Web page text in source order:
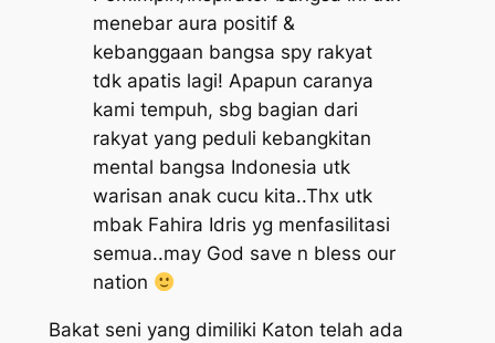
menebar aura positif &
kebanggaan bangsa spy rakyat
tdk apatis lagi! Apapun caranya
kami tempuh, sbg bagian dari
rakyat yang peduli kebangkitan
mental bangsa Indonesia utk
warisan anak cucu kita..Thx utk
mbak Fahira Idris yg menfasilitasi
semua..may God save n bless our
nation
Bakat seni yang dimiliki Katon telah ada